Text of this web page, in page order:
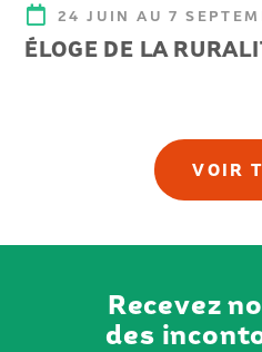
24 JUIN AU 7
ÉLOGE DE LA
VOIR
Recevez
des